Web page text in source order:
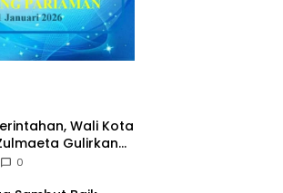
Wali Kota
Gulirkan
0